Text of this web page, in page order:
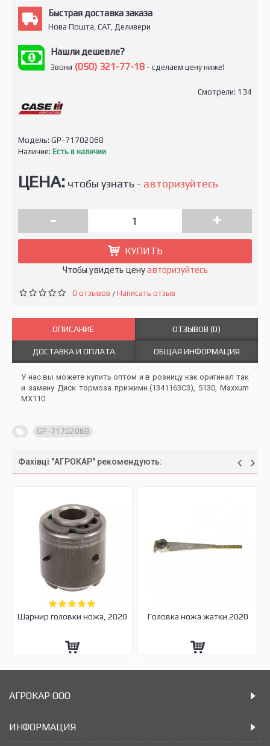
Быстрая доставка заказа
Нова Пошта, САТ, Деливери
Нашли дешевле?
Звони (050) 321-77-18 - сделаем цену ниже!
Смотрели: 134
Модель: GP-71702068
Наличие: Есть в наличии
ЦЕНА: чтобы узнать - авторизуйтесь
- +
КУПИТЬ
Чтобы увидеть ценуавторизуйтесь
0 отзывов /Написать отзыв
ОПИСАНИЕ ОТЗЫВОВ (0)
ДОСТАВКА И ОПЛАТА ОБЩАЯ ИНФОРМАЦИЯ
У нас вы можете купить оптом и в розницу как оригинал так
и замену Диск тормоза прижимн.(1341163C3), 5130, Maxxum
MX110
GP-71702068
Фахівці "АГРОКАР" рекомендують:
Шарнир головки ножа, 2020 Головка ножа жатки 2020
АГРОКАР ООО
ИНФОРМАЦИЯ